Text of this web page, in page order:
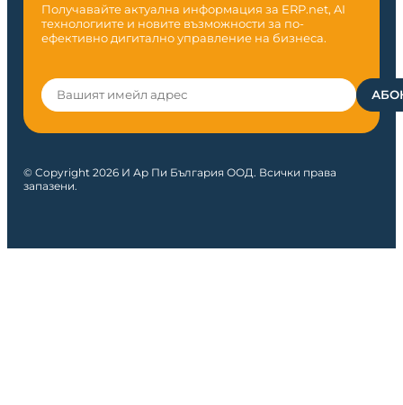
Получавайте актуална информация за ERP.net, AI
технологиите и новите възможности за по-
ефективно дигитално управление на бизнеса.
© Copyright 2026 И Ар Пи България ООД. Всички права
запазени.